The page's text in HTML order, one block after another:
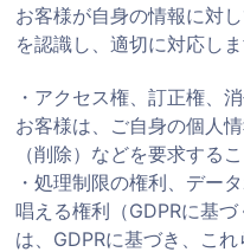
お客様が自身の情報に対
を認識し、適切に対応しま
・アクセス権、訂正権、
お客様は、ご自身の個人
（削除）などを要求する
・処理制限の権利、デー
唱える権利（GDPRに基
は、GDPRに基づき、こ